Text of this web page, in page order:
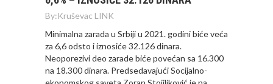
By:Kruševac LINK
Minimalna zarada u Srbiji u 2021. godini biće veća
za 6,6 odsto i iznosiće 32.126 dinara.
Neoporezivi deo zarade biće povećan sa 16.300
na 18.300 dinara. Predsedavajući Socijalno-